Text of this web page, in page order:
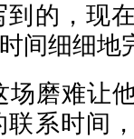
的，现
间细细地
磨难让
系时间